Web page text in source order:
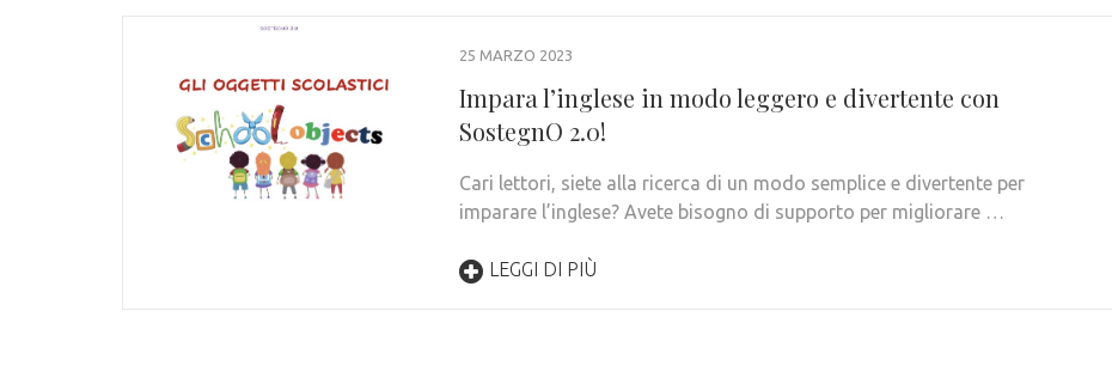
25 MARZO 2023
Impara l’inglese in modo leggero e divertente con
SostegnO 2.0!
Cari lettori, siete alla ricerca di un modo semplice e divertente per
imparare l’inglese? Avete bisogno di supporto per migliorare …
LEGGI DI PIÙ